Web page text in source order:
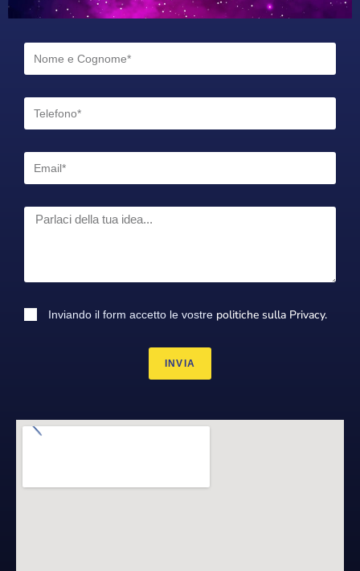
Inviando il form accetto le vostre politiche sulla Privacy.
INVIA